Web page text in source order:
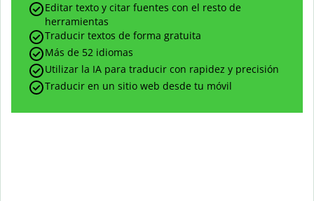
Editar texto y citar fuentes con el resto de
herramientas
Traducir textos de forma gratuita
Más de 52 idiomas
Utilizar la IA para traducir con rapidez y precisión
Traducir en un sitio web desde tu móvil